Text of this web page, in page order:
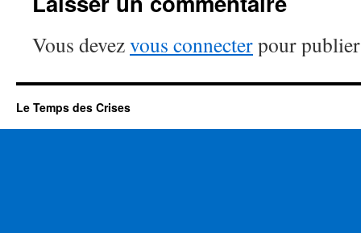
Vous devezvous connecterpour
Le Temps des Crises